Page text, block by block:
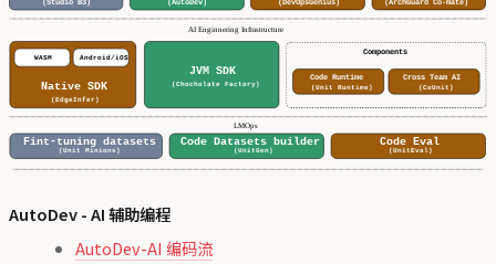
AutoDev - AI 辅助编程
AutoDev-AI 编码流